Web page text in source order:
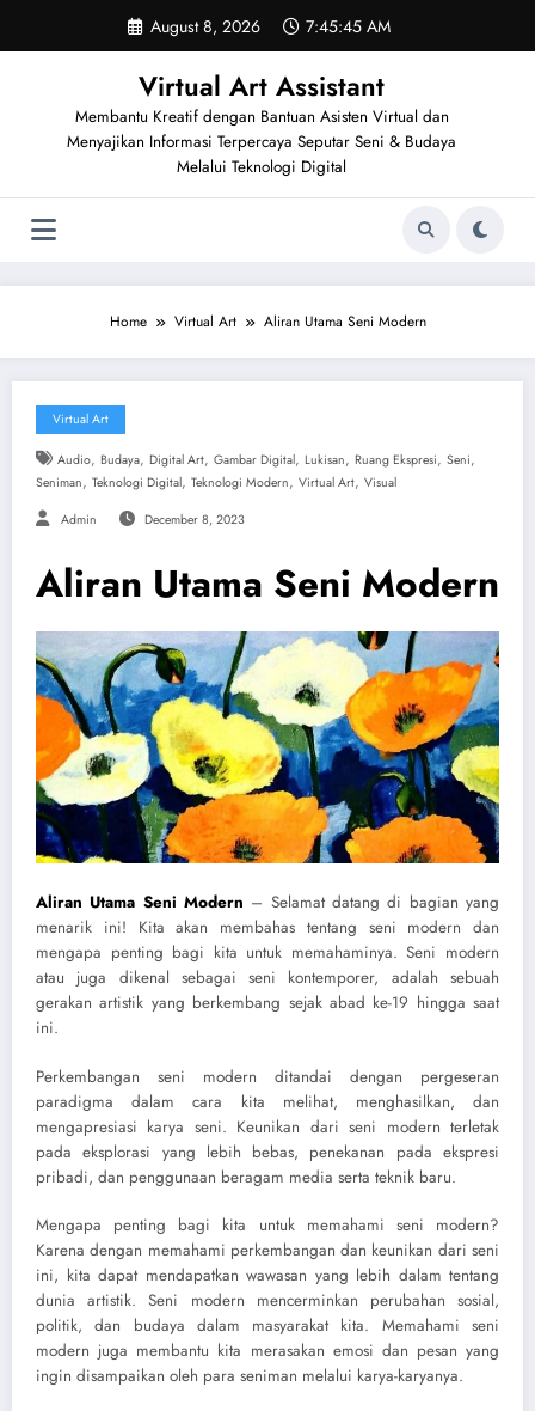
content
August 8, 2026 7:45:46 AM
Virtual Art Assistant
Membantu Kreatif dengan Bantuan Asisten Virtual dan
Menyajikan Informasi Terpercaya Seputar Seni & Budaya
Melalui Teknologi Digital
Home Virtual Art Aliran Utama Seni Modern
Virtual Art
Audio, Budaya, Digital Art, Gambar Digital, Lukisan, Ruang Ekspresi, Seni,
Seniman, Teknologi Digital, Teknologi Modern, Virtual Art, Visual
Admin December 8, 2023
Aliran Utama Seni Modern
Aliran Utama Seni Modern – Selamat datang di bagian yang
menarik ini! Kita akan membahas tentang seni modern dan
mengapa penting bagi kita untuk memahaminya. Seni modern
atau juga dikenal sebagai seni kontemporer, adalah sebuah
gerakan artistik yang berkembang sejak abad ke-19 hingga saat
ini.
Perkembangan seni modern ditandai dengan pergeseran
paradigma dalam cara kita melihat, menghasilkan, dan
mengapresiasi karya seni. Keunikan dari seni modern terletak
pada eksplorasi yang lebih bebas, penekanan pada ekspresi
pribadi, dan penggunaan beragam media serta teknik baru.
Mengapa penting bagi kita untuk memahami seni modern?
Karena dengan memahami perkembangan dan keunikan dari seni
ini, kita dapat mendapatkan wawasan yang lebih dalam tentang
dunia artistik. Seni modern mencerminkan perubahan sosial,
politik, dan budaya dalam masyarakat kita. Memahami seni
modern juga membantu kita merasakan emosi dan pesan yang
ingin disampaikan oleh para seniman melalui karya-karyanya.